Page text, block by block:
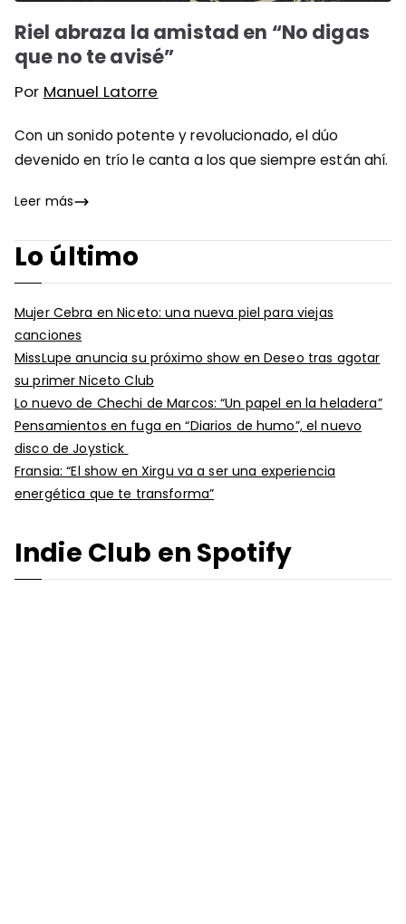
Riel abraza la amistad en “No digas
que no te avisé”
Por Manuel Latorre
Con un sonido potente y revolucionado, el dúo
devenido en trío le canta a los que siempre están ahí.
Leer más
Lo último
Mujer Cebra en Niceto: una nueva piel para viejas
canciones
MissLupe anuncia su próximo show en Deseo tras agotar
su primer Niceto Club
Lo nuevo de Chechi de Marcos: “Un papel en la heladera”
Pensamientos en fuga en “Diarios de humo”, el nuevo
disco de Joystick
Fransia: “El show en Xirgu va a ser una experiencia
energética que te transforma”
Indie Club en Spotify